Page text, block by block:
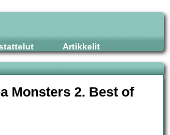
Artikkelit
Monsters 2. Best of